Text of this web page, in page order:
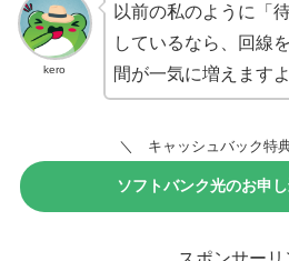
kero
以前の私のように「
しているなら、回線
間が一気に増えますよ
＼ キャッシュバック特
ソフトバンク光のお申